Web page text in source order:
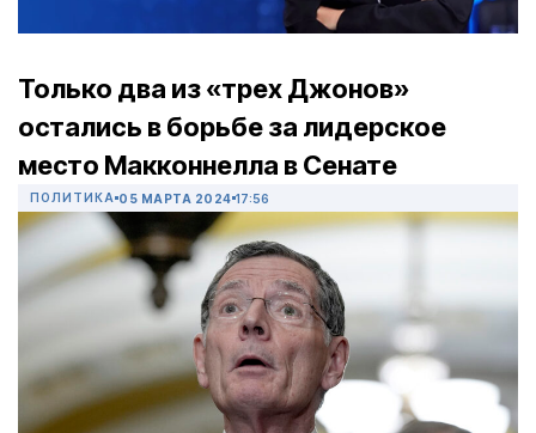
Только два из «трех Джонов»
остались в борьбе за лидерское
место Макконнелла в Сенате
ПОЛИТИКА 05 МАРТА 2024 17:56